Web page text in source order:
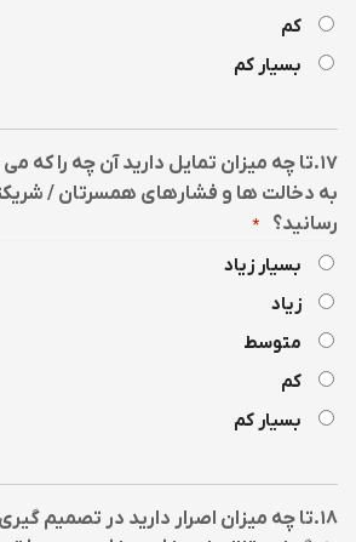
کم
بسیار کم
۱۷.تا چه میزان تمایل دارید آن چه را که
به دخالت ها و فشارهای همسرتان /
رسانید؟
*
بسیار زیاد
زیاد
متوسط
کم
بسیار کم
۱۸.تا چه میزان اصرار دارید در تصمیم